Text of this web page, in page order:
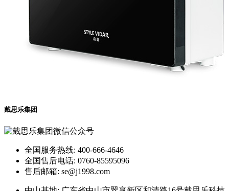
戴思乐集团
全国服务热线: 400-666-4646
全国售后电话: 0760-85595096
售后邮箱: se@j1998.com